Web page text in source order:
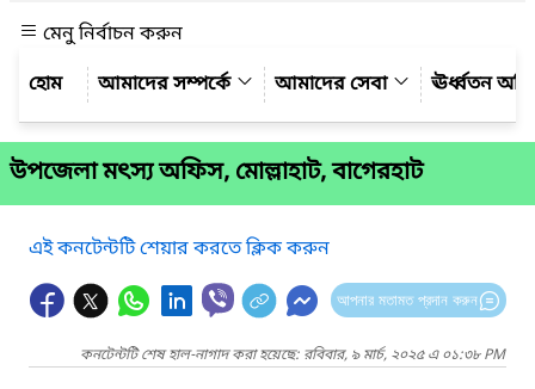
মেনু নির্বাচন করুন
আমাদের সম্পর্কে
আমাদের সেবা ঊর্ধ্বতন
উপজেলা মৎস্য অফিস, মোল্লাহাট, বাগেরহাট
এই কনটেন্টটি শেয়ার করতে ক্লিক করুন
আপনার মতামত প্রদান করুন
কনটেন্টটি শেষ হাল-নাগাদ করা হয়েছে: রবিবার, ৯ মার্চ, ২০২৫ এ ০১:৩৮ PM